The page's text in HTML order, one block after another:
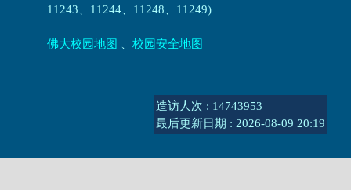
11243、11244、11248、11249)
佛大校园地图 、 校园安全地图
造访人次 : 14743953
最后更新日期 : 2026-08-09 20:19